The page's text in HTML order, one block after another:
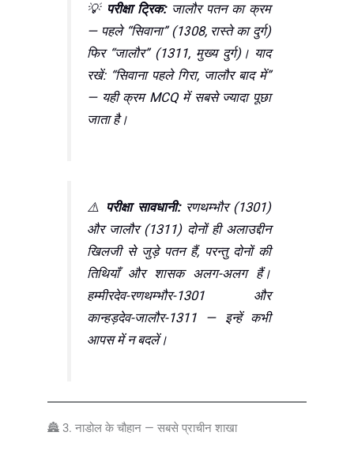
💡 परीक्षा ट्रिक:जालौर पतन का क्रम
— पहले “सिवाना” (1308, रास्ते का दुर्ग)
फिर “जालौर” (1311, मुख्य दुर्ग)। याद
रखें: “सिवाना पहले गिरा, जालौर बाद में”
— यही क्रम MCQ में सबसे ज्यादा पूछा
जाता है।
⚠️ परीक्षा सावधानी:रणथम्भौर (1301)
और जालौर (1311) दोनों ही अलाउद्दीन
खिलजी से जुड़े पतन हैं, परन्तु दोनों की
तिथियाँ और शासक अलग-अलग हैं।
हम्मीरदेव-रणथम्भौर-1301 और
कान्हड़देव-जालौर-1311 — इन्हें कभी
आपस में न बदलें।
🏯 3. नाडोल के चौहान — सबसे प्राचीन शाखा